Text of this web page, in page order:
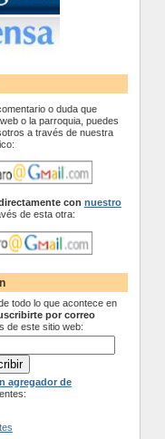
o duda que
o la parroquia, puedes
a través de nuestra
con nuestro
de esta otra:
todo lo que acontece en
por correo
de este sitio web:
agregador de